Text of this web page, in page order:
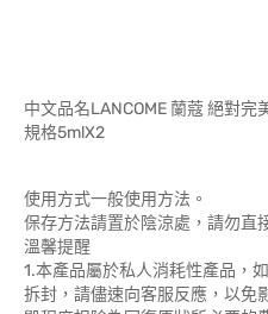
中文品名LANCOME 蘭蔻 絕對
規格5mlX2
使用方式一般使用方法。
保存方法請置於陰涼處，請勿直
溫馨提醒
1.本產品屬於私人消耗性產品，
拆封，請儘速向客服反應，以免